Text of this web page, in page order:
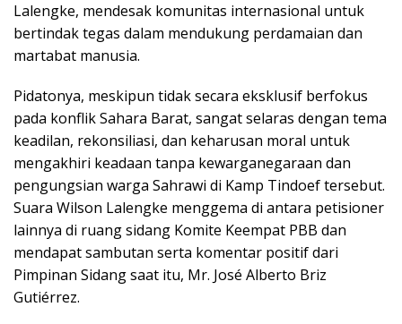
Lalengke, mendesak komunitas internasional untuk
bertindak tegas dalam mendukung perdamaian dan
martabat manusia.
Pidatonya, meskipun tidak secara eksklusif berfokus
pada konflik Sahara Barat, sangat selaras dengan tema
keadilan, rekonsiliasi, dan keharusan moral untuk
mengakhiri keadaan tanpa kewarganegaraan dan
pengungsian warga Sahrawi di Kamp Tindoef tersebut.
Suara Wilson Lalengke menggema di antara petisioner
lainnya di ruang sidang Komite Keempat PBB dan
mendapat sambutan serta komentar positif dari
Pimpinan Sidang saat itu, Mr. José Alberto Briz
Gutiérrez.